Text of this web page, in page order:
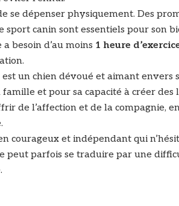
se dépenser physiquement. Des
sport canin sont essentiels pour son
besoin d’au moins 1 heure
est un chien dévoué et aimant envers
et pour sa capacité à créer des
de l’affection et de la compagnie,
courageux et indépendant qui
peut parfois se traduire par une